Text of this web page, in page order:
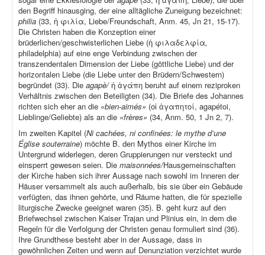
den Begriff hinausging, der eine alltägliche Zuneigung bezeichnet:
philia (33, ἡ φιλία, Liebe/Freundschaft, Anm. 45, Jn 21, 15-17).
Die Christen haben die Konzeption einer
brüderlichen/geschwisterlichen Liebe (ἡ φιλαδελφία,
philadelphia) auf eine enge Verbindung zwischen der
transzendentalen Dimension der Liebe (göttliche Liebe) und der
horizontalen Liebe (die Liebe unter den Brüdern/Schwestern)
begründet (33). Die agapè/ἡ ἀγάπη beruht auf einem reziproken
Verhältnis zwischen den Beteiligten (34). Die Briefe des Johannes
richten sich eher an die «bien-aimés» (οἱ ἀγαπητοί, agapétoi,
Lieblinge/Geliebte) als an die «frères» (34, Anm. 50, 1 Jn 2, 7).
Im zweiten Kapitel (Ni cachées, ni confinées: le mythe d’une
Église souterraine) möchte B. den Mythos einer Kirche im
Untergrund widerlegen, deren Gruppierungen nur versteckt und
einsperrt gewesen seien. Die maisonnées/Hausgemeinschaften
der Kirche haben sich ihrer Aussage nach sowohl im Inneren der
Häuser versammelt als auch außerhalb, bis sie über ein Gebäude
verfügten, das ihnen gehörte, und Räume hatten, die für spezielle
liturgische Zwecke geeignet waren (35). B. geht kurz auf den
Briefwechsel zwischen Kaiser Trajan und Plinius ein, in dem die
Regeln für die Verfolgung der Christen genau formuliert sind (36).
Ihre Grundthese besteht aber in der Aussage, dass in
gewöhnlichen Zeiten und wenn auf Denunziation verzichtet wurde